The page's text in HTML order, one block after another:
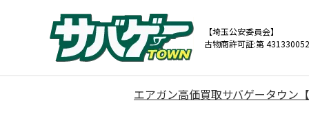
【埼玉公安委員会】
古物商許可証:第
エアガン高価買取サバゲータウン